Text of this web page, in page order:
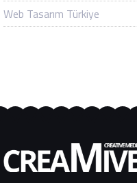
Web Tasarım Türkiye